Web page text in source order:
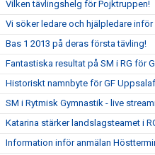
Vilken tävlingshelg för Pojktruppen!
Vi söker ledare och hjälpledare inför
Bas 1 2013 på deras första tävling!
Fantastiska resultat på SM i RG för
Historiskt namnbyte för GF
SM i Rytmisk Gymnastik - live
Katarina stärker landslagsteamet i
Information inför anmälan